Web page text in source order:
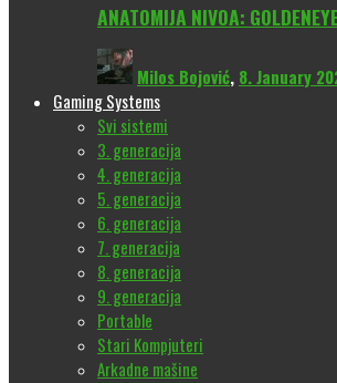
ANATOMIJA NIVOA:
Milos Bojović, 8. January
Gaming Systems
Svi sistemi
3. generacija
4. generacija
5. generacija
6. generacija
7. generacija
8. generacija
9. generacija
Portable
Stari Kompjuteri
Arkadne mašine